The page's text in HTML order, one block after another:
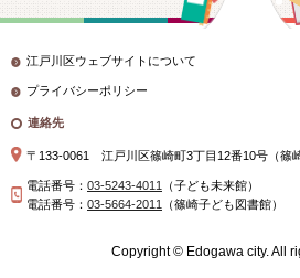
江戸川区ウェブサイトについて
プライバシーポリシー
連絡先
〒133-0061 江戸川区篠崎町3丁目12番10号（篠
電話番号： 03-5243-4011
（子ども未来館）
電話番号： 03-5664-2011 （篠崎子ども図書館）
Copyright © Edogawa city. All